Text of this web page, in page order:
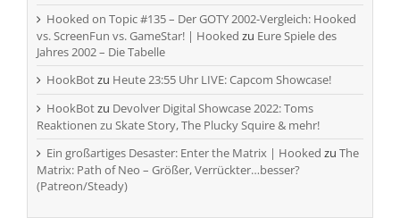
Hooked on Topic #135 – Der GOTY 2002-Vergleich: Hooked
vs. ScreenFun vs. GameStar! | Hooked zu Eure Spiele des
Jahres 2002 – Die Tabelle
HookBotzu Heute 23:55 Uhr LIVE: Capcom Showcase!
HookBotzu Devolver Digital Showcase 2022: Toms
Reaktionen zu Skate Story, The Plucky Squire & mehr!
Ein großartiges Desaster: Enter the Matrix | Hooked zu The
Matrix: Path of Neo – Größer, Verrückter…besser?
(Patreon/Steady)